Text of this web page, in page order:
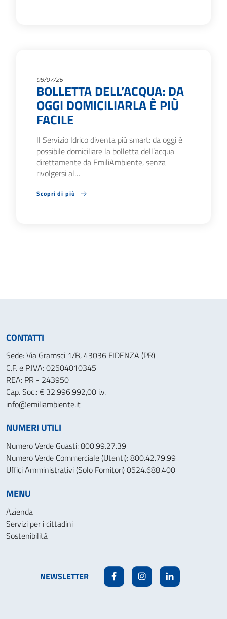
08/07/26
BOLLETTA DELL’ACQUA: DA
OGGI DOMICILIARLA È PIÙ
FACILE
Il Servizio Idrico diventa più smart: da oggi è
possibile domiciliare la bolletta dell’acqua
direttamente da EmiliAmbiente, senza
rivolgersi al…
Scopri di più
CONTATTI
Sede: Via Gramsci 1/B, 43036 FIDENZA (PR)
C.F. e P.IVA: 02504010345
REA: PR - 243950
Cap. Soc.: € 32.996.992,00 i.v.
info@emiliambiente.it
NUMERI UTILI
Numero Verde Guasti: 800.99.27.39
Numero Verde Commerciale (Utenti): 800.42.79.99
Uffici Amministrativi (Solo Fornitori) 0524.688.400
MENU
Azienda
Servizi per i cittadini
Sostenibilità
NEWSLETTER FacebookInstagramLinkedin